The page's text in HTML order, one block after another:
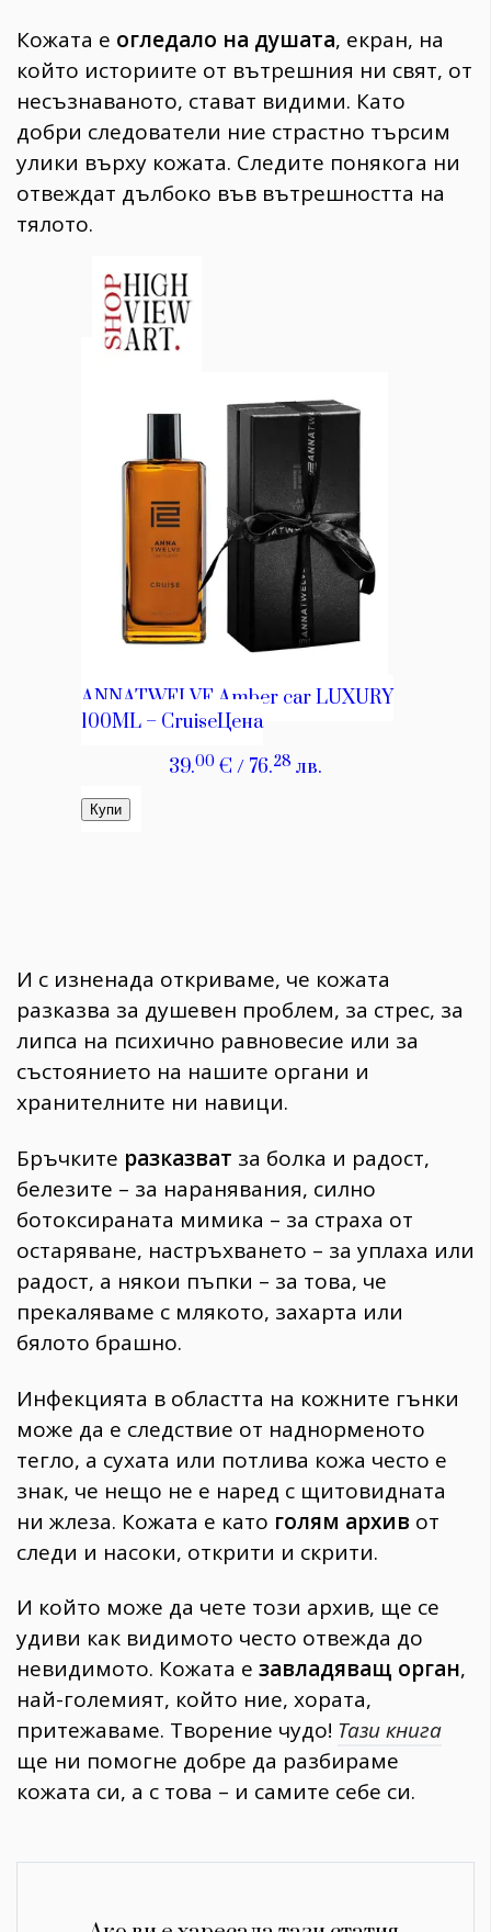
Кожата е огледало на душата, екран, на
който историите от вътрешния ни свят, от
несъзнаваното, стават видими. Като
добри следователи ние страстно търсим
улики върху кожата. Следите понякога ни
отвеждат дълбоко във вътрешността на
тялото.
И с изненада откриваме, че кожата
разказва за душевен проблем, за стрес, за
липса на психично равновесие или за
състоянието на нашите органи и
хранителните ни навици.
Бръчките разказват за болка и радост,
белезите – за наранявания, силно
ботоксираната мимика – за страха от
остаряване, настръхването – за уплаха или
радост, а някои пъпки – за това, че
прекаляваме с млякото, захарта или
бялото брашно.
Инфекцията в областта на кожните гънки
може да е следствие от наднорменото
тегло, а сухата или потлива кожа често е
знак, че нещо не е наред с щитовидната
ни жлеза. Кожата е като голям архив от
следи и насоки, открити и скрити.
И който може да чете този архив, ще се
удиви как видимото често отвежда до
невидимото. Кожата е завладяващ орган,
най-големият, който ние, хората,
притежаваме. Творение чудо! Тази книга
ще ни помогне добре да разбираме
кожата си, а с това – и самите себе си.